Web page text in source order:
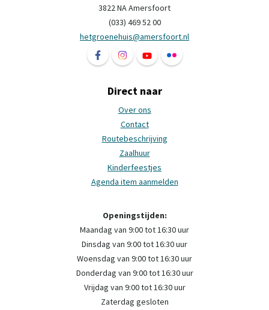
3822 NA Amersfoort
(033) 469 52 00
hetgroenehuis@amersfoort.nl
Volg ons op Facebook Het Groene Huis
Volg ons op Instagram Het Groene
Volg ons op YouTube Het
Volg ons op Flickr Het
Direct naar
Over ons
Contact
Routebeschrijving
Zaalhuur
Kinderfeestjes
Agenda item aanmelden
Openingstijden:
Maandag van 9:00 tot 16:30 uur
Dinsdag van 9:00 tot 16:30 uur
Woensdag van 9:00 tot 16:30 uur
Donderdag van 9:00 tot 16:30 uur
Vrijdag van 9:00 tot 16:30 uur
Zaterdag gesloten